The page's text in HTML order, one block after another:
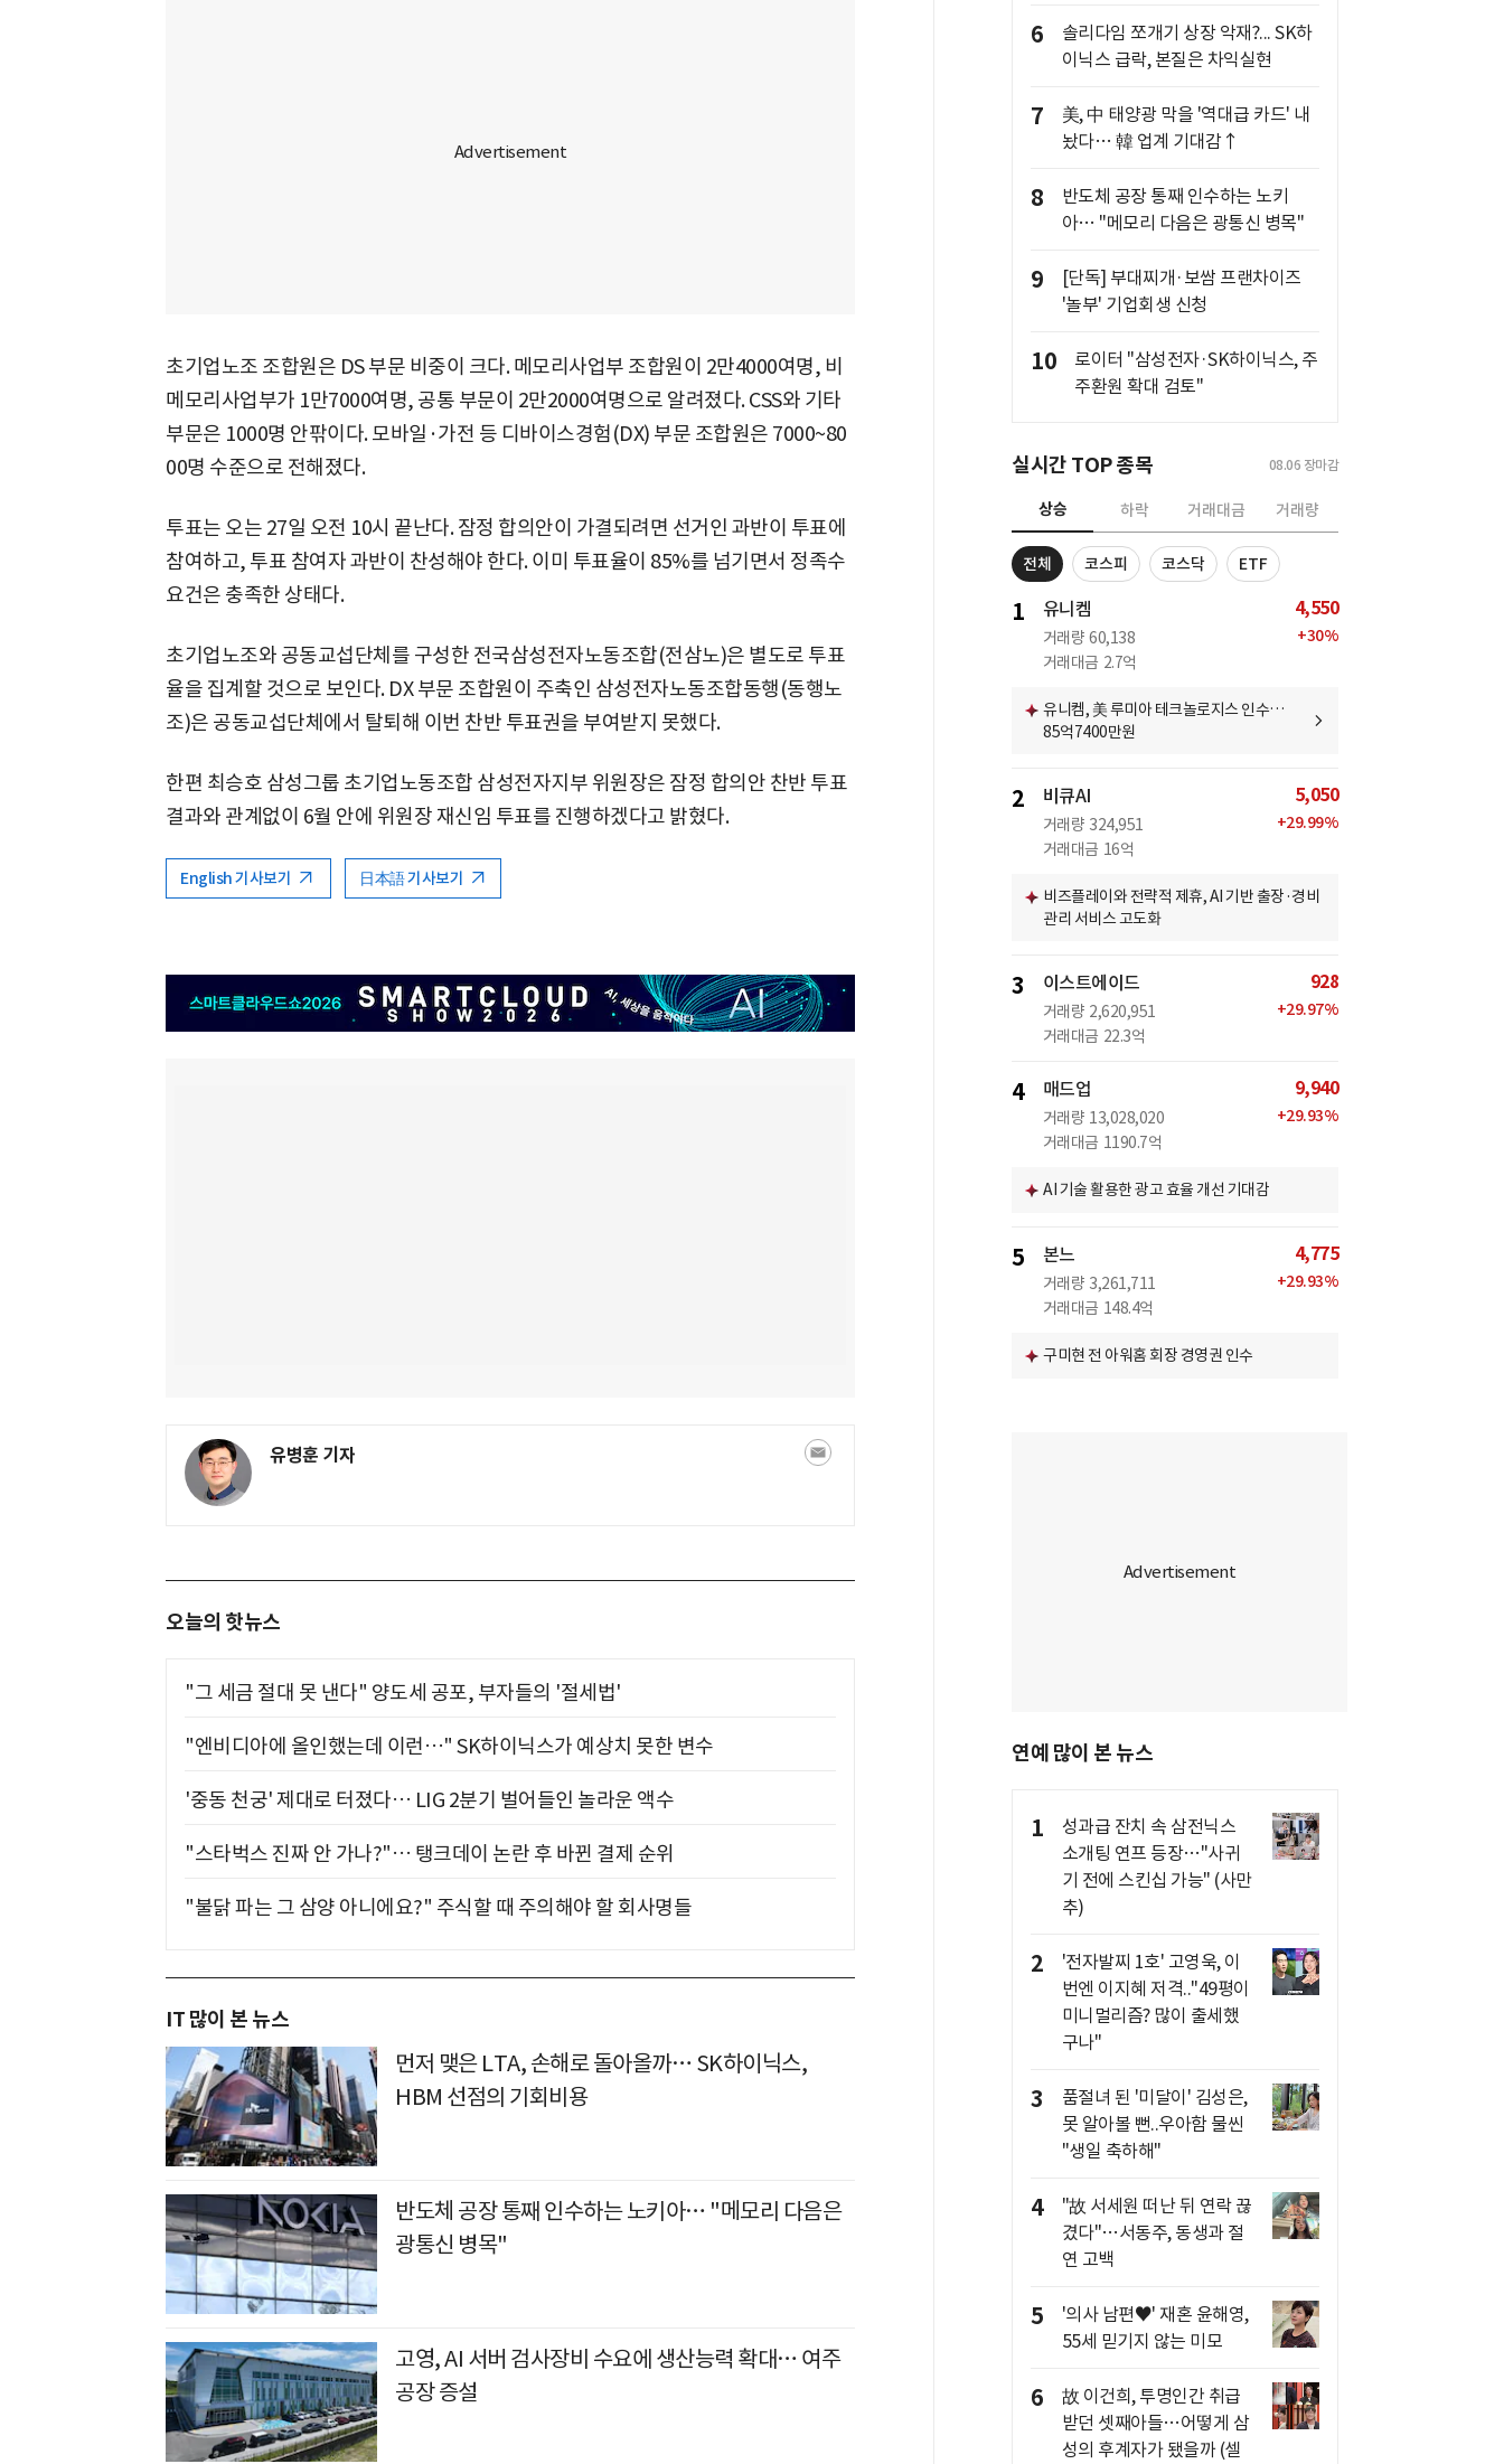
초기업노조 조합원은 DS 부문 비중이 크다. 메모리사업부 조합원이 2만4000여명, 비
메모리사업부가 1만7000여명, 공통 부문이 2만2000여명으로 알려졌다. CSS와 기타
부문은 1000명 안팎이다. 모바일·가전 등 디바이스경험(DX) 부문 조합원은 7000~80
00명 수준으로 전해졌다.
투표는 오는 27일 오전 10시 끝난다. 잠정 합의안이 가결되려면 선거인 과반이 투표에
참여하고, 투표 참여자 과반이 찬성해야 한다. 이미 투표율이 85%를 넘기면서 정족수
요건은 충족한 상태다.
초기업노조와 공동교섭단체를 구성한 전국삼성전자노동조합(전삼노)은 별도로 투표
율을 집계할 것으로 보인다. DX 부문 조합원이 주축인 삼성전자노동조합동행(동행노
조)은 공동교섭단체에서 탈퇴해 이번 찬반 투표권을 부여받지 못했다.
한편 최승호 삼성그룹 초기업노동조합 삼성전자지부 위원장은 잠정 합의안 찬반 투표
결과와 관계없이 6월 안에 위원장 재신임 투표를 진행하겠다고 밝혔다.
English 기사보기 日本語 기사보기
유병훈 기자
오늘의 핫뉴스
"그 세금 절대 못 낸다" 양도세 공포, 부자들의 '절세법'
"엔비디아에 올인했는데 이런…" SK하이닉스가 예상치 못한 변수
'중동 천궁' 제대로 터졌다… LIG 2분기 벌어들인 놀라운 액수
"스타벅스 진짜 안 가나?"… 탱크데이 논란 후 바뀐 결제 순위
"불닭 파는 그 삼양 아니에요?" 주식할 때 주의해야 할 회사명들
IT 많이 본 뉴스
먼저 맺은 LTA, 손해로 돌아올까… SK하이닉스,
HBM 선점의 기회비용
반도체 공장 통째 인수하는 노키아… "메모리 다음은
광통신 병목"
고영, AI 서버 검사장비 수요에 생산능력 확대… 여주
공장 증설
6
솔리다임 쪼개기 상장 악재?... SK하
이닉스 급락, 본질은 차익실현
7
美, 中 태양광 막을 '역대급 카드' 내
놨다… 韓 업계 기대감↑
8
반도체 공장 통째 인수하는 노키
아… "메모리 다음은 광통신 병목"
9
[단독] 부대찌개·보쌈 프랜차이즈
'놀부' 기업회생 신청
10
로이터 "삼성전자·SK하이닉스, 주
주환원 확대 검토"
실시간 TOP 종목 08.06 장마감
상승 하락 거래대금 거래량
전체 코스피 코스닥 ETF
1 유니켐
거래량 60,138
거래대금 2.7억
4,550
+30%
유니켐, 美 루미아 테크놀로지스 인수…
85억7400만원
2 비큐AI
거래량 324,951
거래대금 16억
5,050
+29.99%
비즈플레이와 전략적 제휴, AI 기반 출장·경비
관리 서비스 고도화
3 이스트에이드
거래량 2,620,951
거래대금 22.3억
928
+29.97%
4 매드업
거래량 13,028,020
거래대금 1190.7억
9,940
+29.93%
AI 기술 활용한 광고 효율 개선 기대감
5 본느
거래량 3,261,711
거래대금 148.4억
4,775
+29.93%
구미현 전 아워홈 회장 경영권 인수
연예 많이 본 뉴스
1
성과급 잔치 속 삼전닉스
소개팅 연프 등장…"사귀
기 전에 스킨십 가능" (사만
추)
2
'전자발찌 1호' 고영욱, 이
번엔 이지혜 저격.."49평이
미니멀리즘? 많이 출세했
구나"
3
품절녀 된 '미달이' 김성은,
못 알아볼 뻔..우아함 물씬
"생일 축하해"
4
"故 서세원 떠난 뒤 연락 끊
겼다"…서동주, 동생과 절
연 고백
5
'의사 남편♥' 재혼 윤해영,
55세 믿기지 않는 미모
6
故 이건희, 투명인간 취급
받던 셋째아들…어떻게 삼
성의 후계자가 됐을까 (셀